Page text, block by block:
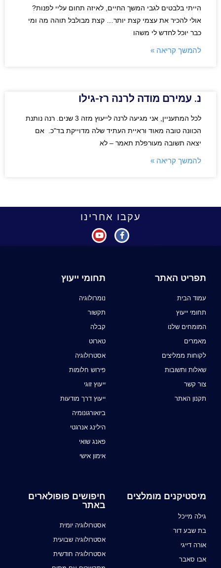
הייתי בלבטים לגבי המשך החיים, לאיזה תחום עליי לפנות?
אולי להכיר את עצמי קצת יותר… קצת מבולבל תוהה מה ומי
כבר יוכל לחדש לי משהו
להמשך קריאה »
נ. עמירם מודה לרנה רז-גילו
לכל המתעניין, אני מגיעה לרנה לייעוץ מזה 3 שנים. רנה נותנת
הכוונה טובה מאוד וראיית העתיד שלה מדוייקת בד"כ. אם
יצאה תשובה מעורפלת תאמר – לא
להמשך קריאה »
עקבו אחרינו
תפריט האתר
עמוד הבית
תחומי ייעוץ
המומחים שלנו
מאמרים
לקוחות ממליצים
שאלות ותשובות
צור קשר
תקנון האתר
תחומי ייעוץ
נומרולוגיה
תקשור
קבלה
טארוט
אסטרולוגיה
פירוש חלומות
ייעוץ זוגי
ייעוץ דרך מודעות
ביואורגונומיה
הילינג אנרגטי
פאנג שואי
אימון אישי
מיסטיקנים מומלצים
גילה מייכל
בת שבע דור
אורה דייגי
אבו סאבר
חיפושים פופולארים
באתר
אסטרולוגיה יומית
אסטרולוגיה שבועית
אסטרולוגיה חודשית